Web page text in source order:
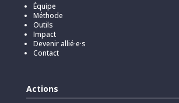
Équipe
Méthode
Outils
Impact
Devenir allié·e·s
Contact
Actions